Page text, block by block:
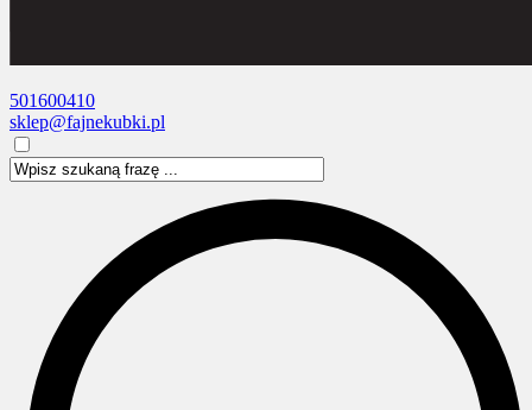
501600410
sklep@fajnekubki.pl